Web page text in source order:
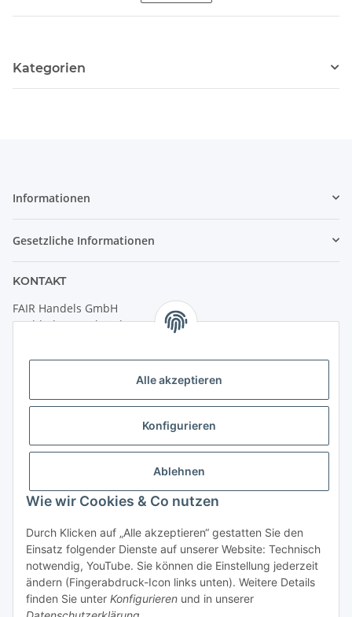
Alle akzeptieren
Konfigurieren
Ablehnen
Wie wir Cookies & Co nutzen
Durch Klicken auf „Alle akzeptieren“ gestatten Sie den
Einsatz folgender Dienste auf unserer Website: Technisch
notwendig, YouTube. Sie können die Einstellung jederzeit
ändern (Fingerabdruck-Icon links unten). Weitere Details
finden Sie unter Konfigurieren und in unserer
Kategorien
Informationen
Gesetzliche Informationen
KONTAKT
FAIR Handels GmbH
(Weltladen Innsbruck)
6020 Innsbruck
Öffnungszeiten:
Vertrag widerrufen